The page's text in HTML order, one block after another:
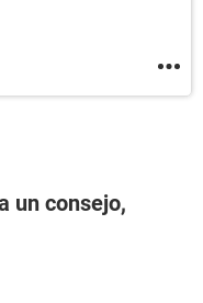
un consejo,